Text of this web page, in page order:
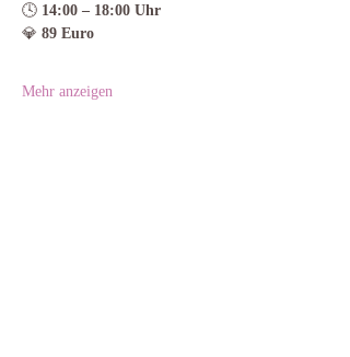
🕓 14:00 – 18:00 Uhr
💎 89 Euro
Mehr anzeigen